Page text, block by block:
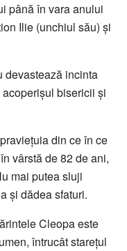
până în vara anului
Ilie (unchiul său) și
devastează incinta
bisericii și
din ce în ce
vârstă de 82 de ani,
mai putea sluji
și dădea sfaturi.
Cleopa este
întrucât starețul